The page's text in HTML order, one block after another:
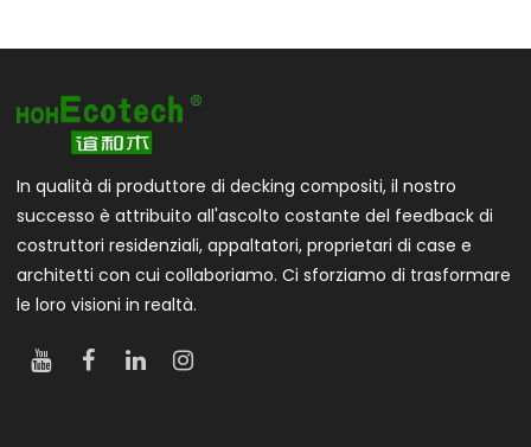
In qualità di produttore di decking compositi, il nostro
successo è attribuito all'ascolto costante del feedback di
costruttori residenziali, appaltatori, proprietari di case e
architetti con cui collaboriamo. Ci sforziamo di trasformare
le loro visioni in realtà.